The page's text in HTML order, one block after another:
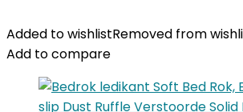
Added to wishlistRemoved from
Add to compare